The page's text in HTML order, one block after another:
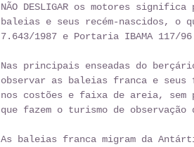
NÃO DESLIGAR os motores significa
baleias e seus recém-nascidos,
7.643/1987 e Portaria IBAMA 117/
Nas principais enseadas do
observar as baleias franca e
nos costões e faixa de areia, sem
que fazem o turismo de
As baleias franca migram da